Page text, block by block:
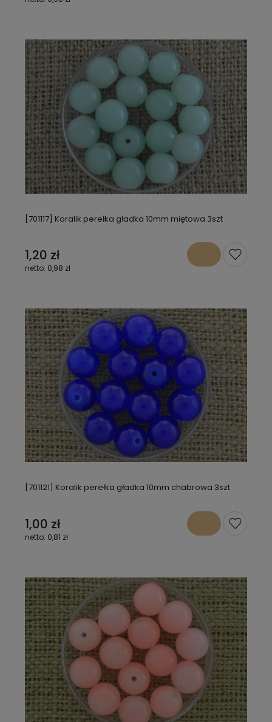
[701117] Koralik perełka gładka 10mm miętowa 3szt
1,20 zł
0,98 zł
[701121] Koralik perełka gładka 10mm chabrowa 3szt
1,00 zł
0,81 zł